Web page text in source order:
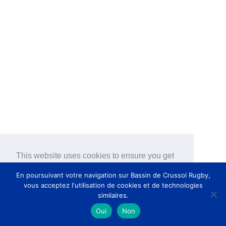
This website uses cookies to ensure you get
Got it!
2025 Bassin de Crussol Rugby
Mentions Légales
En poursuivant votre navigation sur Bassin de Crussol Rugby,
vous acceptez l'utilisation de cookies et de technologies
similaires.
Oui
Non